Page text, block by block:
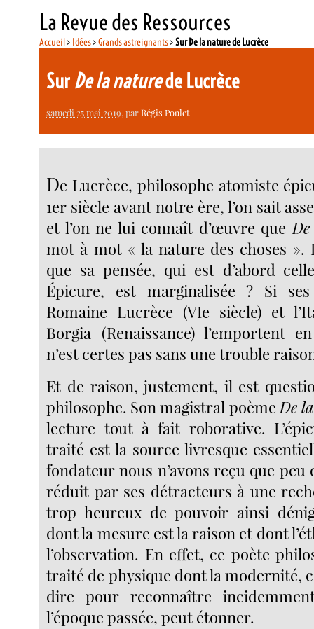
La Revue des Ressources
Accueil> Idées>Grands astreignants>Sur De la nature de Lucrèce
Sur De la naturede Lucrèce
samedi 25 mai 2019, parRégis Poulet
De Lucrèce, philosophe atomiste
1er siècle avant notre ère, l’on sait
et l’on ne lui connaît d’œuvre que
mot à mot « la nature des choses ».
que sa pensée, qui est d’abord
Épicure, est marginalisée ? Si
Romaine Lucrèce (VIe siècle) et
Borgia (Renaissance) l’emportent
n’est certes pas sans une trouble
Et de raison, justement, il est
philosophe. Son magistral poèmeDe
lecture tout à fait roborative.
traité est la source livresque
fondateur nous n’avons reçu que
réduit par ses détracteurs à une
trop heureux de pouvoir ainsi
dont la mesure est la raison et dont
l’observation. En effet, ce poète
traité de physique dont la modernité,
dire pour reconnaître
l’époque passée, peut étonner.